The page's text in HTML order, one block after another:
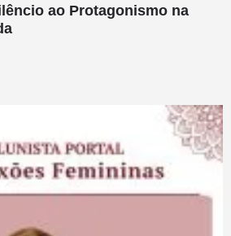
ao Protagonismo na